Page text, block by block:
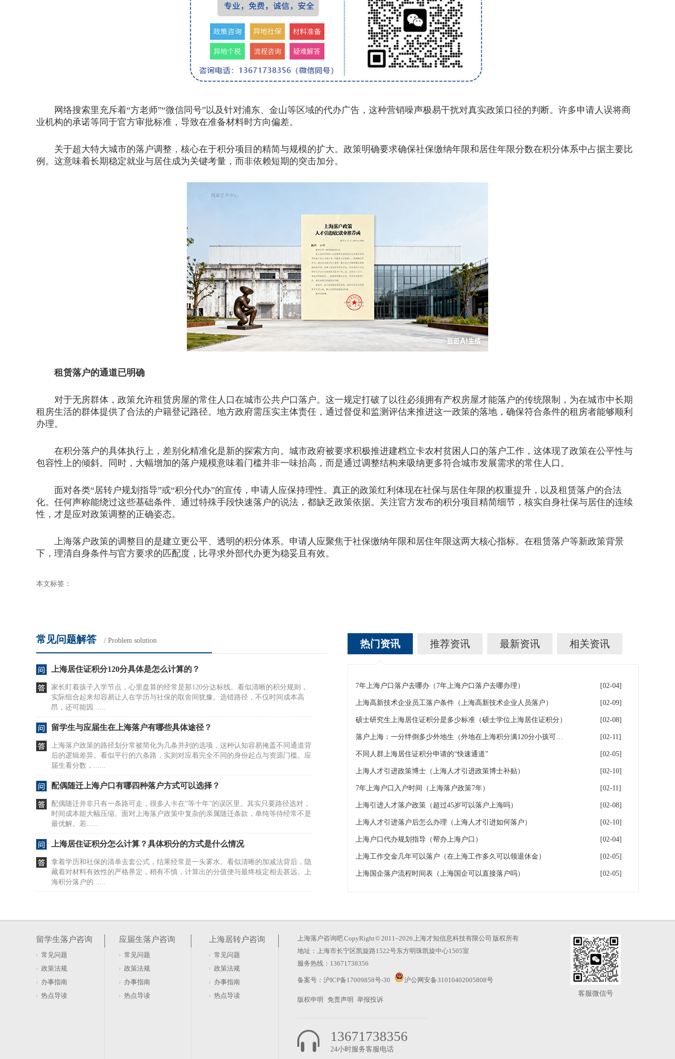
网络搜索里充斥着“方老师”“微信同号”以及针对浦东、金山等区域的代办广告，这种营销噪声极易干扰对真实政策口径的判断。许多申请人误将商
业机构的承诺等同于官方审批标准，导致在准备材料时方向偏差。
关于超大特大城市的落户调整，核心在于积分项目的精简与规模的扩大。政策明确要求确保社保缴纳年限和居住年限分数在积分体系中占据主要比
例。这意味着长期稳定就业与居住成为关键考量，而非依赖短期的突击加分。
租赁落户的通道已明确
对于无房群体，政策允许租赁房屋的常住人口在城市公共户口落户。这一规定打破了以往必须拥有产权房屋才能落户的传统限制，为在城市中长期
租房生活的群体提供了合法的户籍登记路径。地方政府需压实主体责任，通过督促和监测评估来推进这一政策的落地，确保符合条件的租房者能够顺利
办理。
在积分落户的具体执行上，差别化精准化是新的探索方向。城市政府被要求积极推进建档立卡农村贫困人口的落户工作，这体现了政策在公平性与
包容性上的倾斜。同时，大幅增加的落户规模意味着门槛并非一味抬高，而是通过调整结构来吸纳更多符合城市发展需求的常住人口。
面对各类“居转户规划指导”或“积分代办”的宣传，申请人应保持理性。真正的政策红利体现在社保与居住年限的权重提升，以及租赁落户的合法
化。任何声称能绕过这些基础条件、通过特殊手段快速落户的说法，都缺乏政策依据。关注官方发布的积分项目精简细节，核实自身社保与居住的连续
性，才是应对政策调整的正确姿态。
上海落户政策的调整目的是建立更公平、透明的积分体系。申请人应聚焦于社保缴纳年限和居住年限这两大核心指标。在租赁落户等新政策背景
下，理清自身条件与官方要求的匹配度，比寻求外部代办更为稳妥且有效。
本文标签：
常见问题解答 / Problem solution
上海居住证积分120分具体是怎么计算的？
家长盯着孩子入学节点，心里盘算的经常是那120分达标线。看似清晰的积分规则，
实际组合起来却容易让人在学历与社保的取舍间犹豫。选错路径，不仅时间成本高
昂，还可能因......
留学生与应届生在上海落户有哪些具体途径？
上海落户政策的路径划分常被简化为几条并列的选项，这种认知容易掩盖不同通道背
后的逻辑差异。看似平行的六条路，实则对应着完全不同的身份起点与资源门槛。应
届生看分数，......
配偶随迁上海户口有哪四种落户方式可以选择？
配偶随迁并非只有一条路可走，很多人卡在“等十年”的误区里。其实只要路径选对，
时间成本能大幅压缩。面对上海落户政策中复杂的亲属随迁条款，单纯等待经常不是
最优解。若......
上海居住证积分怎么计算？具体积分的方式是什么情况
拿着学历和社保的清单去套公式，结果经常是一头雾水。看似清晰的加减法背后，隐
藏着对材料有效性的严格界定，稍有不慎，计算出的分值便与最终核定相去甚远。上
海积分落户的......
很多人盯着社保和劳动合同，以为这是办证的硬门槛。2026年的政策调整却反其道而
本与租赁......
软考证书能否用于上海居住证积分落户办理
盯着软考证书发呆，以为拿到手就能直接兑换上海户口？这种想法太天真。上海积分
卡在有了证......
热门资讯 推荐资讯 最新资讯 相关资讯
7年上海户口落户去哪办（7年上海户口落户去哪办理） [02-04]
上海高新技术企业员工落户条件（上海高新技术企业人员落户） [02-09]
硕士研究生上海居住证积分是多少标准（硕士学位上海居住证积分） [02-08]
落户上海：一分绊倒多少外地生（外地在上海积分满120分小孩可以考上海大学吗） [02-11]
不同人群上海居住证积分申请的“快速通道” [02-05]
上海人才引进政策博士（上海人才引进政策博士补贴） [02-10]
7年上海户口入户时间（上海落户政策7年） [02-11]
上海引进人才落户政策（超过45岁可以落户上海吗） [02-08]
上海人才引进落户后怎么办理（上海人才引进如何落户） [02-10]
上海户口代办规划指导（帮办上海户口） [02-04]
上海工作交金几年可以落户（在上海工作多久可以领退休金） [02-05]
上海国企落户流程时间表（上海国企可以直接落户吗） [02-05]
留学生落户咨询
常见问题
政策法规
办事指南
热点导读
应届生落户咨询
常见问题
政策法规
办事指南
热点导读
上海居转户咨询
常见问题
政策法规
办事指南
热点导读
上海落户咨询吧CopyRight © 2011~2026 上海才知信息科技有限公司 版权所有
地址：上海市长宁区凯旋路1522号东方明珠凯旋中心1505室
服务热线：13671738356
备案号： 沪ICP备17009858号-30 沪公网安备 31010402005808号
版权申明 免责声明 举报投诉
13671738356
24小时服务客服电话
客服微信号